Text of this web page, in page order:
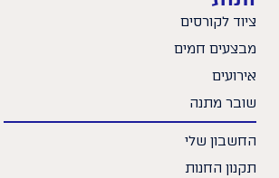
ציוד לקורסים
מבצעים חמים
אירועים
שובר מתנה
החשבון שלי
תקנון החנות